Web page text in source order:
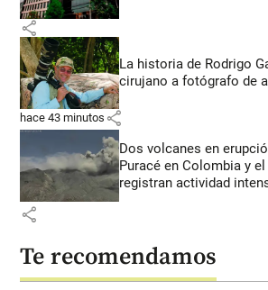
share
La historia de Rodrigo
cirujano a fotógrafo de
hace 43 minutos share
Dos volcanes en
Puracé en Colombia y
registran actividad
share
Te recomendamos